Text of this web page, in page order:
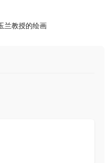
兰教授的绘画